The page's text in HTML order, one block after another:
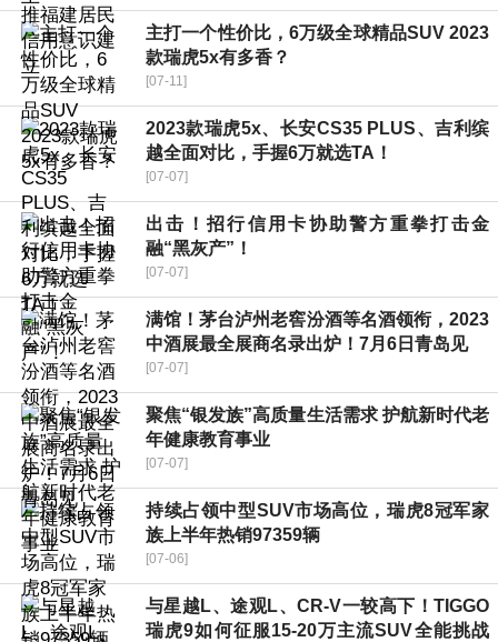
主打一个性价比，6万级全球精品SUV 2023
款瑞虎5x有多香？
[07-11]
2023款瑞虎5x、长安CS35 PLUS、吉利缤
越全面对比，手握6万就选TA！
[07-07]
出击！招行信用卡协助警方重拳打击金
融“黑灰产”！
[07-07]
满馆！茅台泸州老窖汾酒等名酒领衔，2023
中酒展最全展商名录出炉！7月6日青岛见
[07-07]
聚焦“银发族”高质量生活需求 护航新时代老
年健康教育事业
[07-07]
持续占领中型SUV市场高位，瑞虎8冠军家
族上半年热销97359辆
[07-06]
与星越L、途观L、CR-V一较高下！TIGGO
瑞虎9如何征服15-20万主流SUV全能挑战